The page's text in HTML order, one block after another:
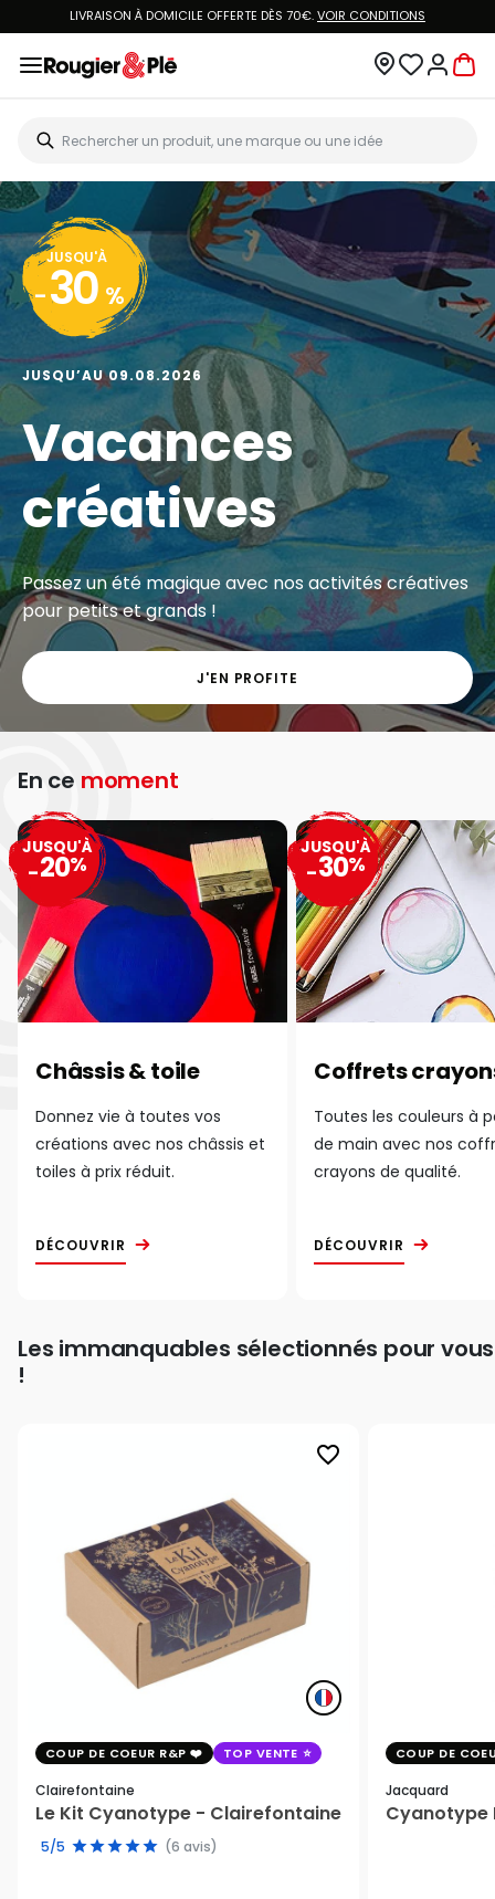
LIVRAISON À DOMICILE OFFERTE DÈS 70€.VOIR CONDITIONS
JUSQU'À
- 30 %
JUSQU’AU 09.08.2026
Vacances
créatives
Passez un été magique avec nos activités créatives
pour petits et grands !
J'EN PROFITE
En ce moment
Châssis & toile
Donnez vie à toutes vos
créations avec nos châssis et
toiles à prix réduit.
DÉCOUVRIR
JUSQU'À
-20%
Coffrets
Toutes les couleurs à
de main avec nos
crayons de qualité.
DÉCOUVRIR
JUSQU'À
-30%
Les immanquables sélectionnés pour vous
!
favorite_border
COUP DE COEUR R&P TOP VENTE
Clairefontaine
Le Kit Cyanotype - Clairefontaine
5/5 (6 avis)
COUP DE
Jacquard
Cyanotype